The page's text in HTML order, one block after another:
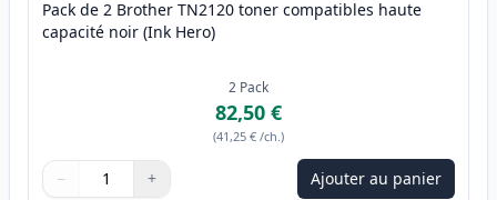
Pack de 2 Brother TN2120 toner compatibles haute
capacité noir (Ink Hero)
2 Pack
82,50 €
(41,25 € /ch.)
Quantité
Utilisez les boutons pour ajuster
− +
Quantité Ajouter au panier